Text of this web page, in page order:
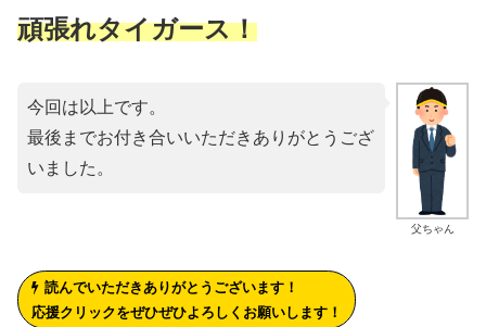
頑張れタイガース！
父ちゃん
今回は以上です。
最後までお付き合いいただきありがとうござ
いました。
読んでいただきありがとうございます！
応援クリックをぜひぜひよろしくお願いします！